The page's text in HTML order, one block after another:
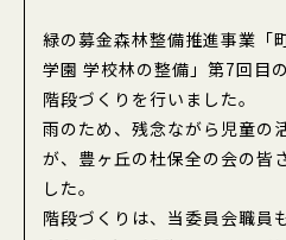
緑の少年団
緑の少年団について
少年団活動への助成
少年団の結成について
緑の募金森林整備推進事業「
学園 学校林の整備」第7回目
階段づくりを行いました。
雨のため、残念ながら児童の
が、豊ヶ丘の杜保全の会の皆
した。
階段づくりは、当委員会職員